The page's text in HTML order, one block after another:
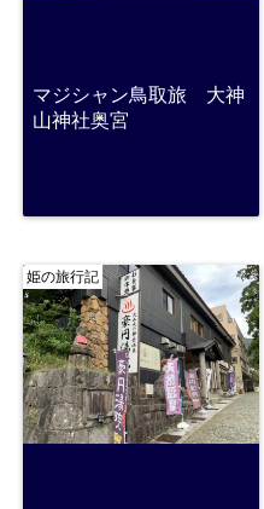
マジシャン鳥取旅 大神
山神社奥宮
姫の旅行記